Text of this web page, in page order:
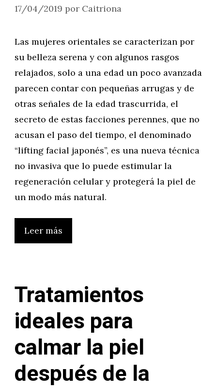
17/04/2019 por Caitriona
Las mujeres orientales se caracterizan por
su belleza serena y con algunos rasgos
relajados, solo a una edad un poco avanzada
parecen contar con pequeñas arrugas y de
otras señales de la edad trascurrida, el
secreto de estas facciones perennes, que no
acusan el paso del tiempo, el denominado
“lifting facial japonés”, es una nueva técnica
no invasiva que lo puede estimular la
regeneración celular y protegerá la piel de
un modo más natural.
Leer más
Tratamientos
ideales para
calmar la piel
después de la